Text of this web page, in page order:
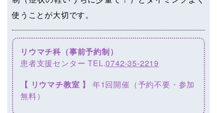
使うことが大切です。
リウマチ科（事前予約制）
患者支援センター TEL.0742-35-2219
【 リウマチ教室 】
年1回開催（予約不要・参加
無料）